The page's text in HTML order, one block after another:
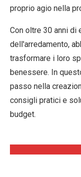
proprio agio nella
Con oltre 30 anni di
dell'arredamento,
trasformare i loro
benessere. In
passo nella
consigli pratici e
budget.